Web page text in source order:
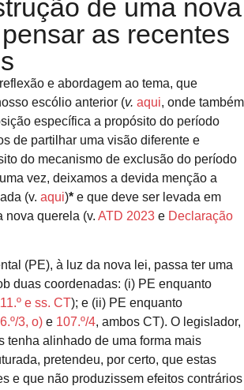
de uma nova
as recentes
e abordagem ao tema, que
escólio anterior (v. aqui, onde também
específica a propósito do período
de partilhar uma visão diferente e
do mecanismo de exclusão do período
vez, deixamos a devida menção a
(v. aqui)* e que deve ser levada em
nova querela (v. ATD 2023 e Declaração
(PE), à luz da nova lei, passa ter uma
duas coordenadas: (i) PE enquanto
e ss. CT); e (ii) PE enquanto
3, o) e 107.º/4, ambos CT). O legislador,
tenha alinhado de uma forma mais
pretendeu, por certo, que estas
e que não produzissem efeitos contrários